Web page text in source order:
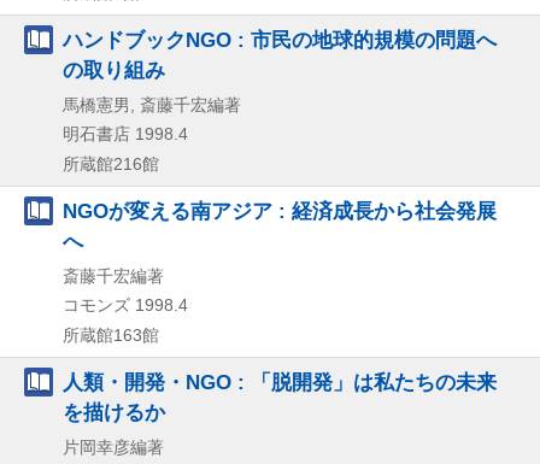
ハンドブックNGO : 市民の地球的規模の問題へ
の取り組み
馬橋憲男, 斎藤千宏編著
明石書店 1998.4
所蔵館216館
NGOが変える南アジア : 経済成長から社会発展
へ
斎藤千宏編著
コモンズ 1998.4
所蔵館163館
人類・開発・NGO : 「脱開発」は私たちの未来
を描けるか
片岡幸彦編著